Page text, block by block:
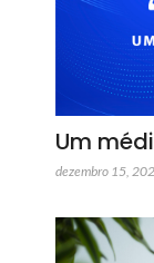
Um
dezembro 15,